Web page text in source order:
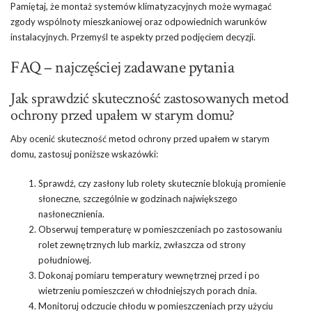
Pamiętaj, że montaż systemów klimatyzacyjnych może wymagać
zgody wspólnoty mieszkaniowej oraz odpowiednich warunków
instalacyjnych. Przemyśl te aspekty przed podjęciem decyzji.
FAQ – najczęściej zadawane pytania
Jak sprawdzić skuteczność zastosowanych metod
ochrony przed upałem w starym domu?
Aby ocenić skuteczność metod ochrony przed upałem w starym
domu, zastosuj poniższe wskazówki:
Sprawdź, czy zasłony lub rolety skutecznie blokują promienie
słoneczne, szczególnie w godzinach największego
nasłonecznienia.
Obserwuj temperaturę w pomieszczeniach po zastosowaniu
rolet zewnętrznych lub markiz, zwłaszcza od strony
południowej.
Dokonaj pomiaru temperatury wewnętrznej przed i po
wietrzeniu pomieszczeń w chłodniejszych porach dnia.
Monitoruj odczucie chłodu w pomieszczeniach przy użyciu